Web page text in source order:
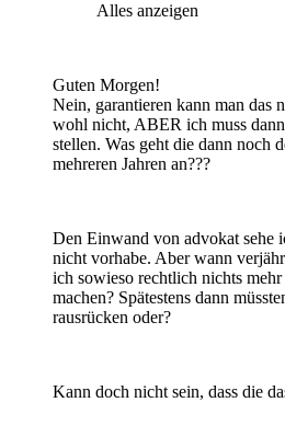
Alles anzeigen
Guten Morgen!
Nein, garantieren kann man das
wohl nicht, ABER ich muss
stellen. Was geht die dann noch
mehreren Jahren an???
Den Einwand von advokat sehe
nicht vorhabe. Aber wann
ich sowieso rechtlich nichts
machen? Spätestens dann
rausrücken oder?
Kann doch nicht sein, dass die